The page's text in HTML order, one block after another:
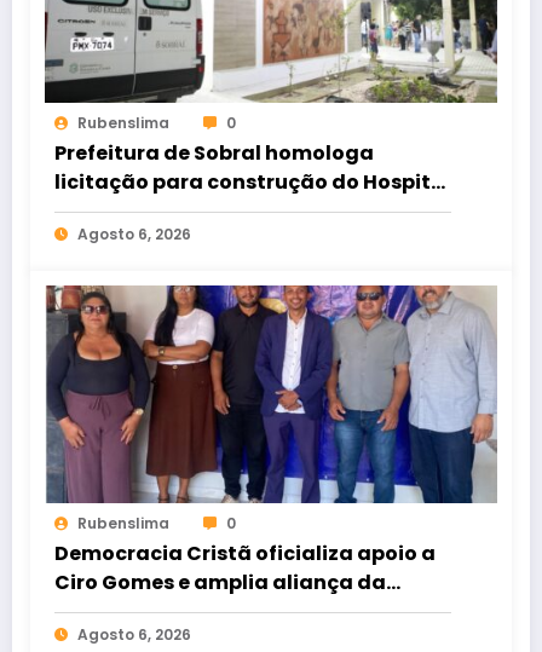
Rubenslima 0
Prefeitura de Sobral homologa
licitação para construção do Hospital
de Taperuaba
Agosto 6, 2026
Rubenslima 0
Democracia Cristã oficializa apoio a
Ciro Gomes e amplia aliança da
oposição no Ceará
Agosto 6, 2026